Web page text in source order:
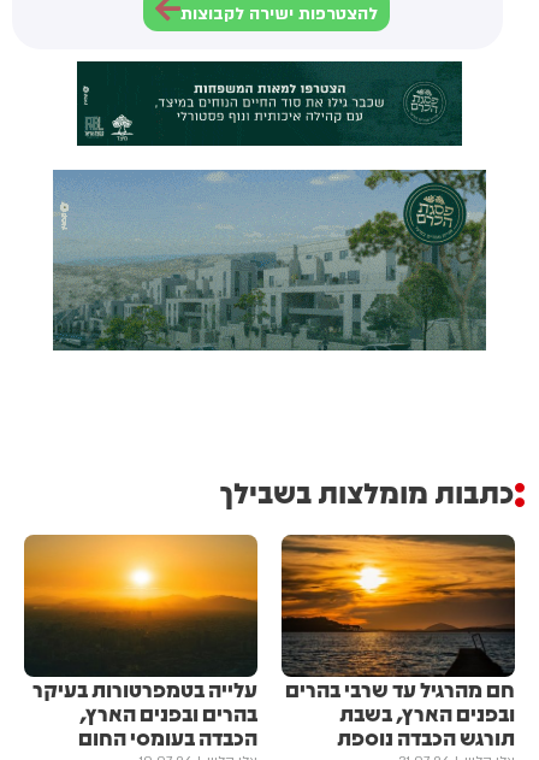
להצטרפות ישירה לקבוצות
כתבות מומלצות בשבילך
חם מהרגיל עד שרבי בהרים
ובפנים הארץ, בשבת
תורגש הכבדה נוספת
עלייה בטמפרטורות בעיקר
בהרים ובפנים הארץ,
הכבדה בעומסי החום